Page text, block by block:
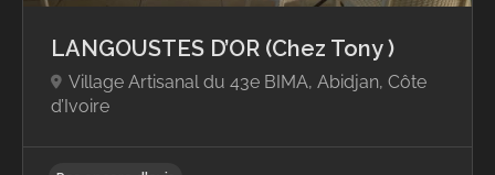
LANGOUSTES D’OR (Chez Tony )
Village Artisanal du 43e BIMA, Abidjan, Côte
d’Ivoire